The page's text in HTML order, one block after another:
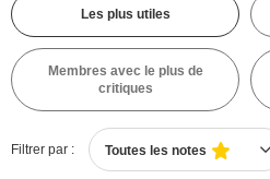
Les plus utiles
Membres avec le plus de
critiques
Filtrer par : Toutes les notes